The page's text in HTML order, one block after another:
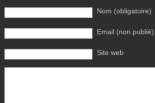
Nom (obligatoire)
Email (non
Site web